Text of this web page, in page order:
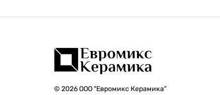
© 2026 ООО "Евромикс Керамика"